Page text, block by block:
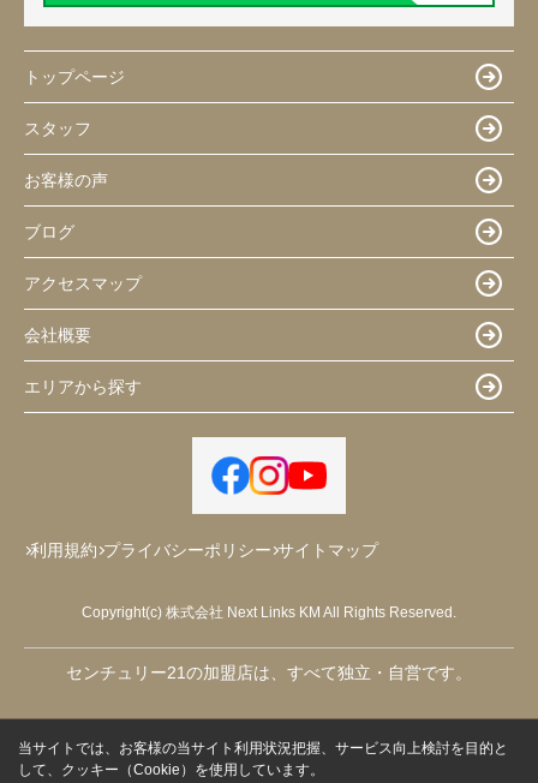
トップページ
スタッフ
お客様の声
ブログ
アクセスマップ
会社概要
エリアから探す
利用規約 プライバシーポリシー サイトマップ
Copyright(c) 株式会社 Next Links KM All Rights Reserved.
センチュリー21の加盟店は、すべて独立・自営です。
当サイトでは、お客様の当サイト利用状況把握、サービス向上検討を目的と
して、クッキー（Cookie）を使用しています。